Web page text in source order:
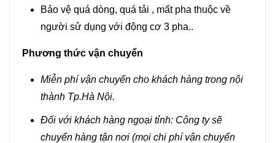
Bảo vệ quá dòng, quá tải , mất pha thuộc về
người sử dụng với động cơ 3 pha..
Phương thức vận chuyển
Miễn phí vận chuyển cho khách hàng trong nội
thành Tp.Hà Nội.
Đối với khách hàng ngoại tỉnh: Công ty sẽ
chuyển hàng tận nơi (mọi chi phí vận chuyển